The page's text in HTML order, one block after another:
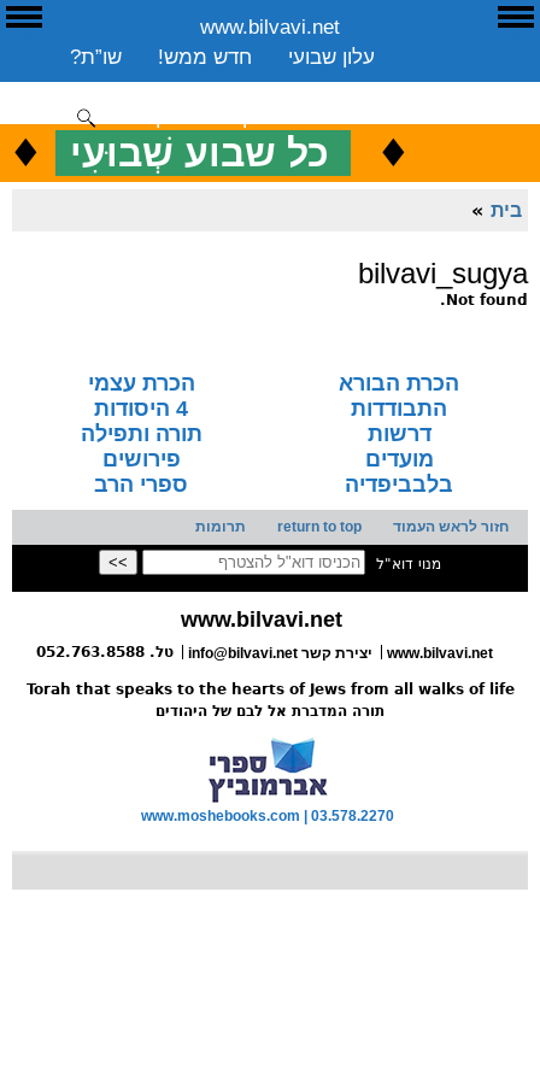
www.bilvavi.net
שו”ת?
חדש ממש!
עלון שבועי
שיעורים שבועי
ספרים
ארכיון
סקירה כללית
ENGLISH ♦ כל שבוע שְׁבוּעִי ♦
בית »
bilvavi_sugya
Not found.
הכרת הבורא
הכרת עצמי
התבודדות
4 היסודות
דרשות
תורה ותפילה
מועדים
פירושים
בלבביפדיה
ספרי הרב
חזור לראש העמוד return to top תרומות
מנוי דוא"ל
www.bilvavi.net
www.bilvavi.net info@bilvavi.net יצירת קשר טל. 052.763.8588
Torah that speaks to the hearts of Jews from all walks of life
תורה המדברת אל לבם של היהודים
www.moshebooks.com | 03.578.2270